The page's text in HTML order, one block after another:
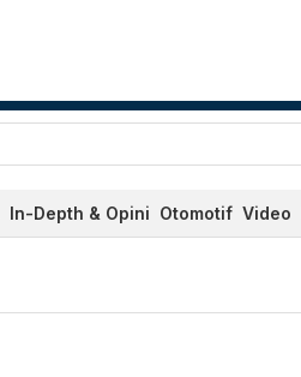
In-Depth & Opini Otomotif Video